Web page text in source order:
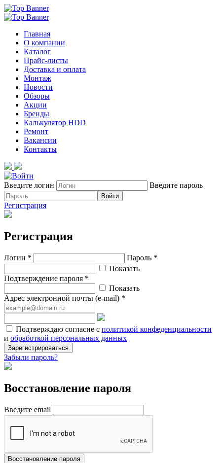
Главная
О компании
Каталог
Прайс-листы
Доставка и оплата
Монтаж
Новости
Обзоры
Акции
Бренды
Калькулятор HDD
Ремонт
Вакансии
Контакты
Введите логин Введите пароль
Войти
Регистрация
Регистрация
Логин *
Пароль *
Показать
Подтверждение пароля *
Показать
Адрес электронной почты (e-mail) *
Подтверждаю согласие с политикой конфеденциальности
и обработкой персональных данных
Зарегистрироваться
Забыли пароль?
Восстановление пароля
Введите email
Восстановление пароля